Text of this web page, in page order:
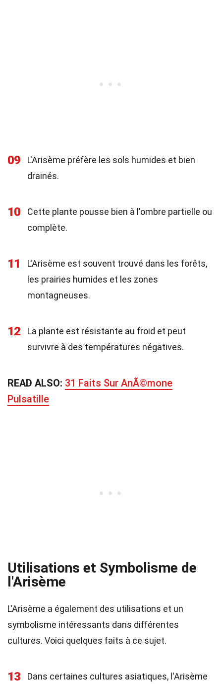
09
L'Arisème préfère les sols humides et bien
drainés.
10
Cette plante pousse bien à l'ombre partielle ou
complète.
11
L'Arisème est souvent trouvé dans les forêts,
les prairies humides et les zones
montagneuses.
12
La plante est résistante au froid et peut
survivre à des températures négatives.
READ ALSO: 31 Faits Sur AnÃ©mone
Pulsatille
Utilisations et Symbolisme de
l'Arisème
L'Arisème a également des utilisations et un
symbolisme intéressants dans différentes
cultures. Voici quelques faits à ce sujet.
13
Dans certaines cultures asiatiques, l'Arisème